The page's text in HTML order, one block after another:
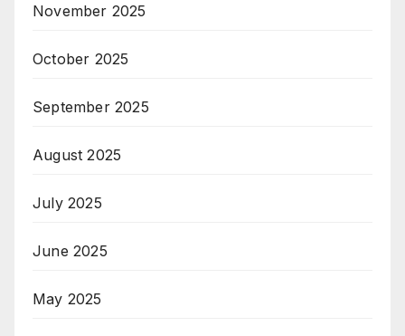
November 2025
October 2025
September 2025
August 2025
July 2025
June 2025
May 2025